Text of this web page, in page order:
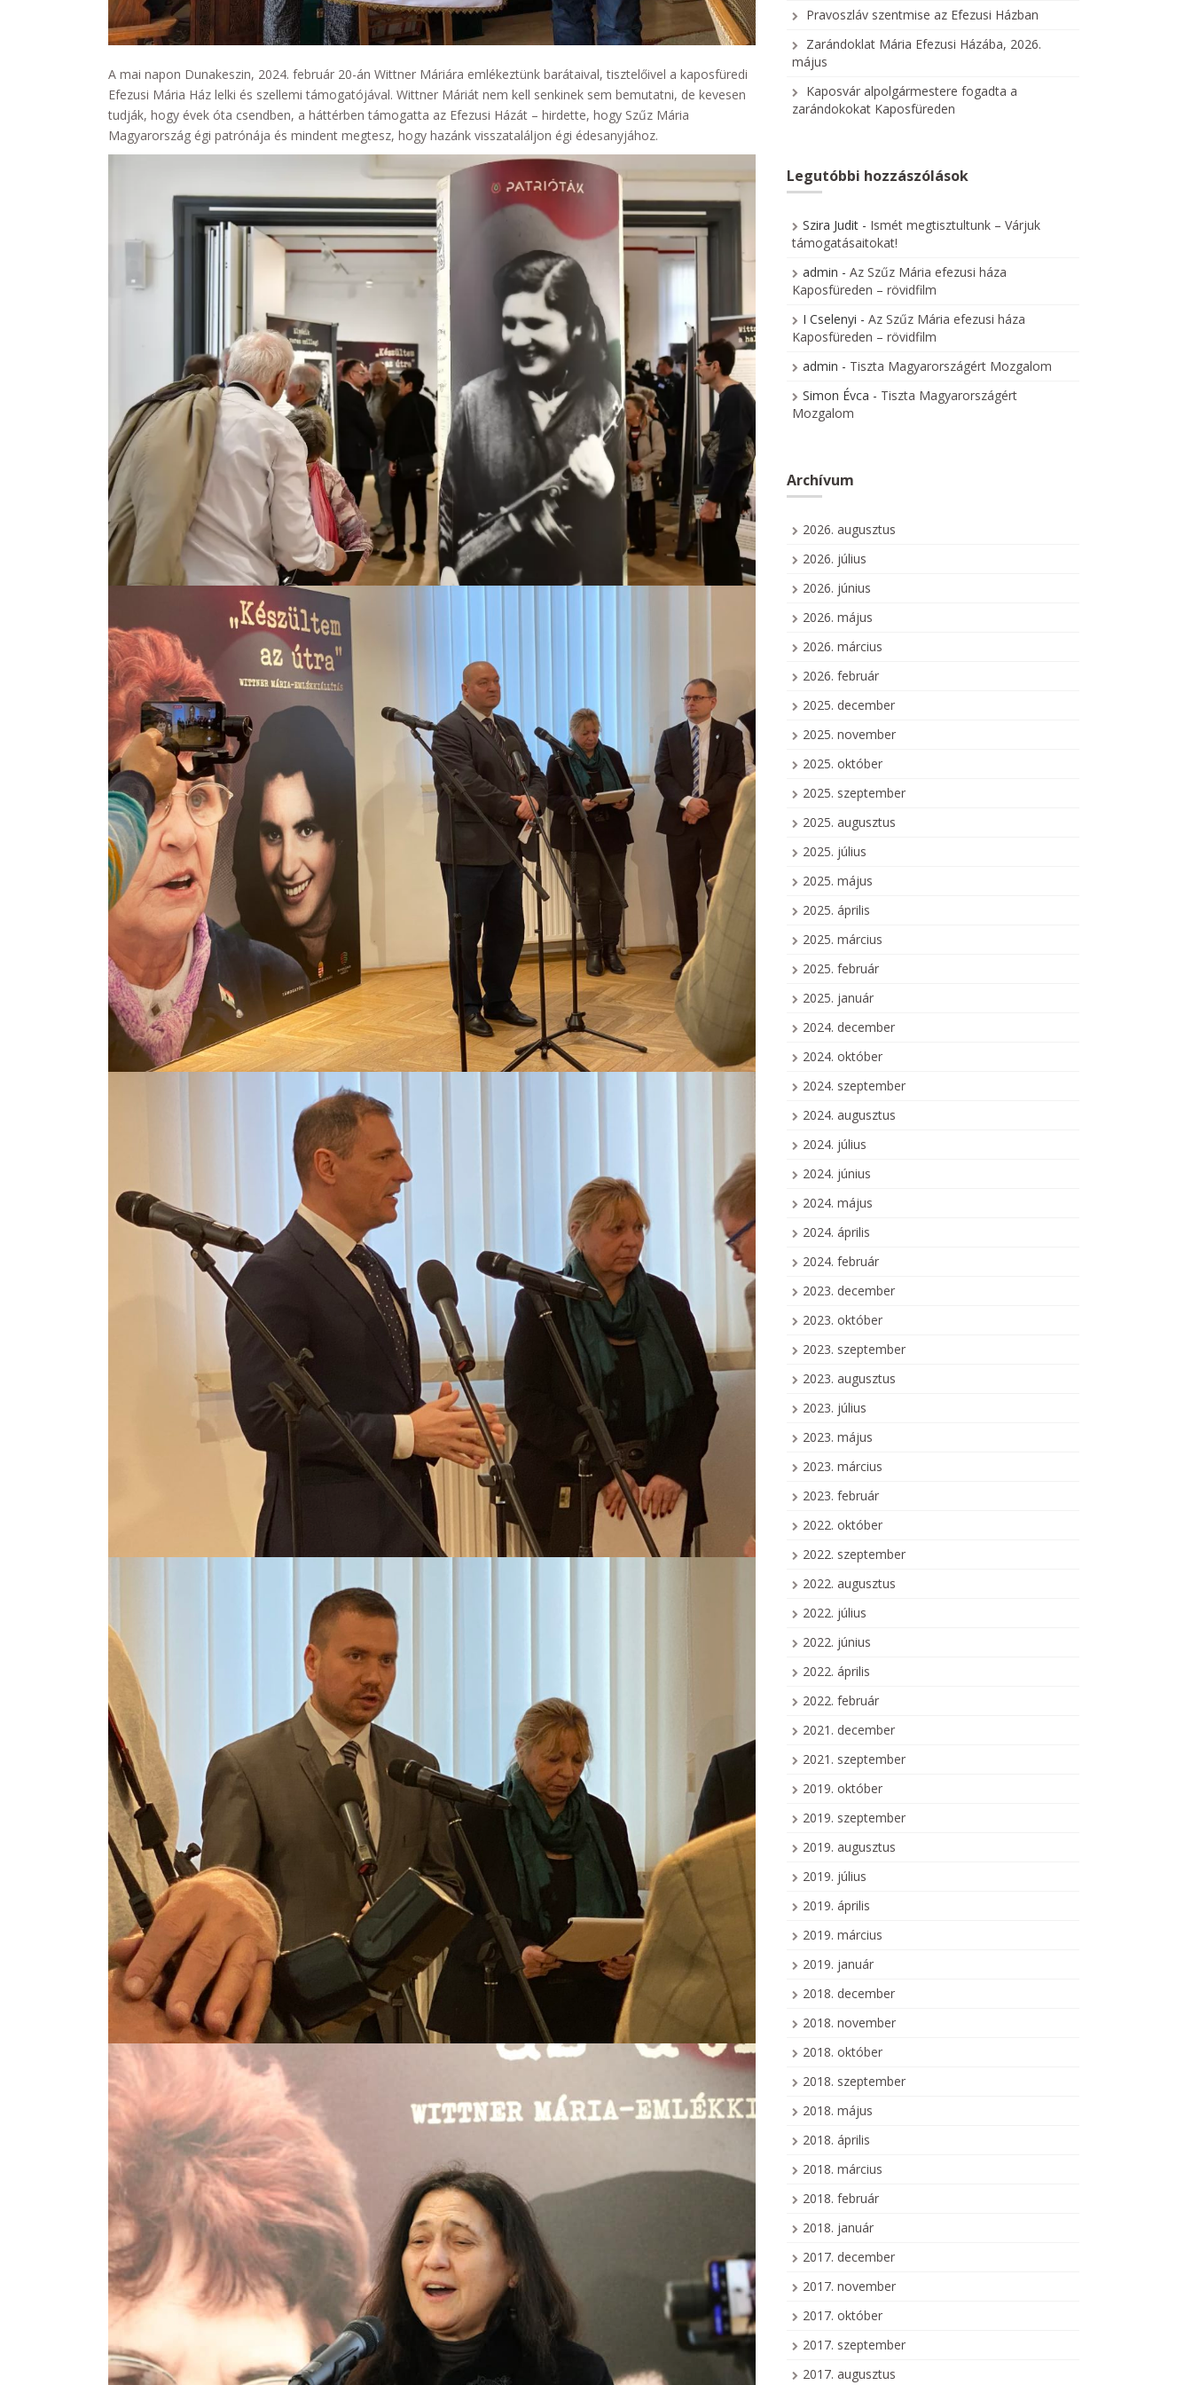
A mai napon Dunakeszin, 2024. február 20-án Wittner Máriára emlékeztünk barátaival, tisztelőivel a kaposfüredi
Efezusi Mária Ház lelki és szellemi támogatójával. Wittner Máriát nem kell senkinek sem bemutatni, de kevesen
tudják, hogy évek óta csendben, a háttérben támogatta az Efezusi Házát – hirdette, hogy Szűz Mária
Magyarország égi patrónája és mindent megtesz, hogy hazánk visszataláljon égi édesanyjához.
Pravoszláv szentmise az Efezusi Házban
Zarándoklat Mária Efezusi Házába, 2026.
május
Kaposvár alpolgármestere fogadta a
zarándokokat Kaposfüreden
Legutóbbi hozzászólások
Szira Judit - Ismét megtisztultunk – Várjuk
támogatásaitokat!
admin - Az Szűz Mária efezusi háza
Kaposfüreden – rövidfilm
I Cselenyi - Az Szűz Mária efezusi háza
Kaposfüreden – rövidfilm
admin - Tiszta Magyarországért Mozgalom
Simon Évca - Tiszta Magyarországért
Mozgalom
Archívum
2026. augusztus
2026. július
2026. június
2026. május
2026. március
2026. február
2025. december
2025. november
2025. október
2025. szeptember
2025. augusztus
2025. július
2025. május
2025. április
2025. március
2025. február
2025. január
2024. december
2024. október
2024. szeptember
2024. augusztus
2024. július
2024. június
2024. május
2024. április
2024. február
2023. december
2023. október
2023. szeptember
2023. augusztus
2023. július
2023. május
2023. március
2023. február
2022. október
2022. szeptember
2022. augusztus
2022. július
2022. június
2022. április
2022. február
2021. december
2021. szeptember
2019. október
2019. szeptember
2019. augusztus
2019. július
2019. április
2019. március
2019. január
2018. december
2018. november
2018. október
2018. szeptember
2018. május
2018. április
2018. március
2018. február
2018. január
2017. december
2017. november
2017. október
2017. szeptember
2017. augusztus